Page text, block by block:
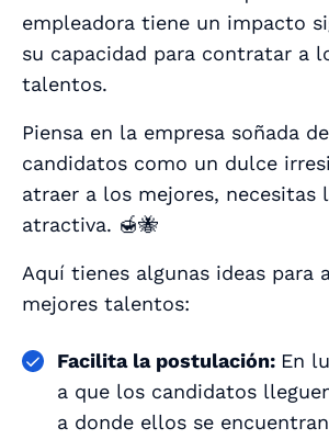
empleadora tiene un impacto
su capacidad para contratar a
talentos.
Piensa en la empresa soñada
candidatos como un dulce
atraer a los mejores, necesitas
atractiva. 🍯🐝
Aquí tienes algunas ideas para
mejores talentos:
Facilita la postulación: En
a que los candidatos
a donde ellos se